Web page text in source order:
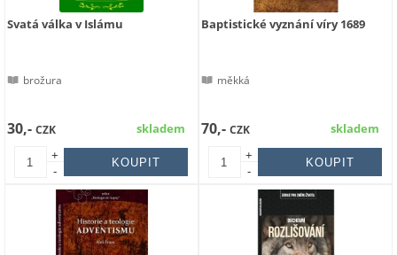
Svatá válka v Islámu
brožura
skladem
+
-
30,-CZK
Baptistické vyznání víry 1689
měkká
skladem
+
-
70,-CZK